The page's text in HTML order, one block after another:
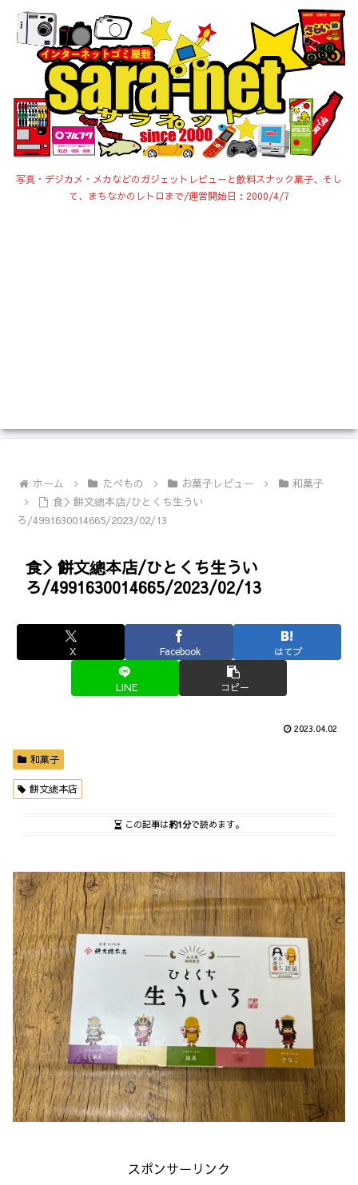
写真・デジカメ・メカなどのガジェットレビューと飲料スナック菓子、そし
て、まちなかのレトロまで/運営開始日：2000/4/7
ホーム たべもの お菓子レビュー
和菓子
食＞餅文總本店/ひとくち生うい
ろ/4991630014665/2023/02/13
食＞餅文總本店/ひとくち生うい
ろ/4991630014665/2023/02/13
X Facebook はてブ
LINE コピー
2023.04.02
和菓子
餅文總本店
この記事は約1分で読めます。
スポンサーリンク